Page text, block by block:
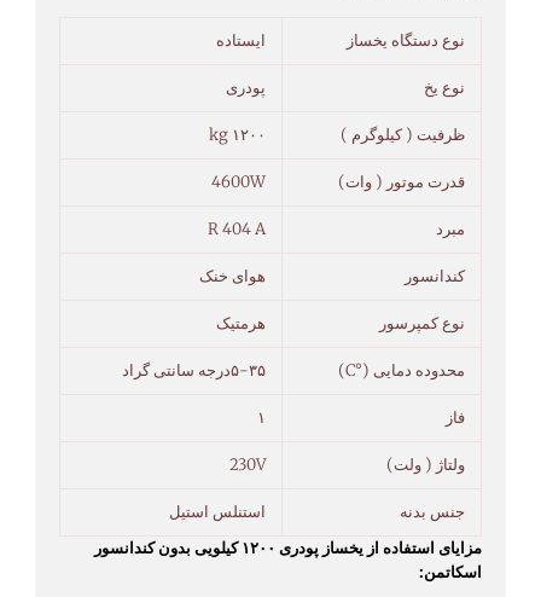
نوع دستگاه یخساز ایستاده
نوع یخ پودری
ظرفیت ( کیلوگرم ) ۱۲۰۰ kg
قدرت موتور ( وات) 4600W
مبرد R 404 A
کندانسور هوای خنک
نوع کمپرسور هرمتیک
محدوده دمایی (°C) ۵-۳۵درجه سانتی گراد
فاز ۱
ولتاژ ( ولت) 230V
جنس بدنه
استنلس استیل
مزایای استفاده از یخساز پودری ۱۲۰۰ کیلویی بدون کندانسور
اسکاتمن: